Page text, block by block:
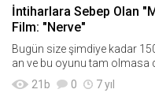
İntiharlara Sebep Olan
Film: "Nerve"
Bugün size şimdiye kadar
an ve bu oyunu tam olmasa
r gençlik filmi
21 b 0 7 yıl